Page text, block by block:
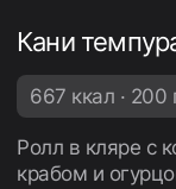
Кани
667 ккал · 200
Ролл в кляре с
крабом и